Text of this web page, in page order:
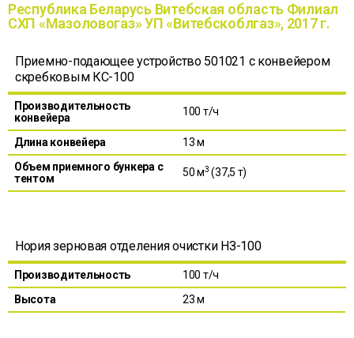
Республика Беларусь Витебская область Филиал
СХП «Мазоловогаз» УП «Витебскоблгаз», 2017 г.
Приемно-подающее устройство 501021 с конвейером
скребковым КС-100
Производительность
конвейера
100 т/ч
Длина конвейера
13 м
Объем приемного бункера с
тентом
50 м3 (37,5 т)
Нория зерновая отделения очистки НЗ-100
Производительность
100 т/ч
Высота
23 м